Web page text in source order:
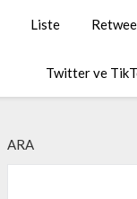
Liste
Twitter ve
ARA